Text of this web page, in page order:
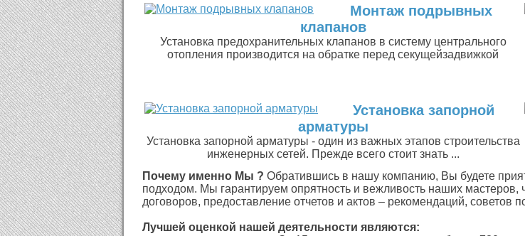
Монтаж подрывных
клапанов
Установка предохранительных клапанов в систему центрального
отопления производится на обратке перед секущейзадвижкой
Установка запорной
арматуры
Установка запорной арматуры - один из важных этапов строительства
инженерных сетей. Прежде всего стоит знать ...
Почему именно Мы ? Обратившись в нашу компанию, Вы будете
подходом. Мы гарантируем опрятность и вежливость наших мастеров,
договоров, предоставление отчетов и актов – рекомендаций, советов
Лучшей оценкой нашей деятельности являются: